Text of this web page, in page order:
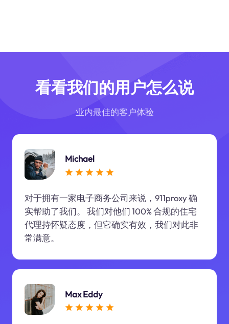
看看我们的用户怎么说
业内最佳的客户体验
Michael
对于拥有一家电子商务公司来说，911proxy 确
实帮助了我们。 我们对他们 100% 合规的住宅
代理持怀疑态度，但它确实有效，我们对此非
常满意。
Max Eddy